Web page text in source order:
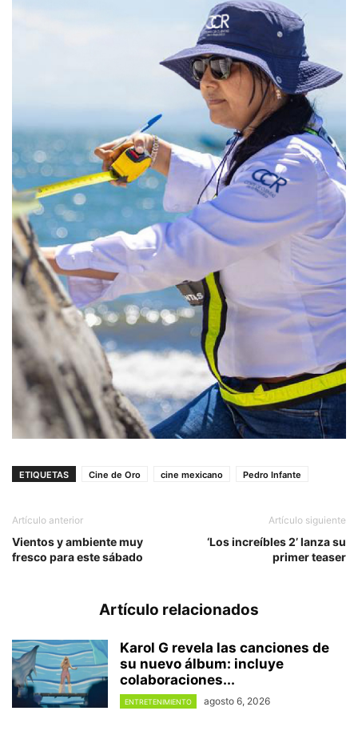
ETIQUETAS Cine de Oro cine mexicano Pedro Infante
Artículo anterior
Vientos y ambiente muy
fresco para este sábado
Artículo siguiente
‘Los increíbles 2’ lanza su
primer teaser
Artículo relacionados
Karol G revela las canciones de
su nuevo álbum: incluye
colaboraciones...
ENTRETENIMIENTO agosto 6, 2026